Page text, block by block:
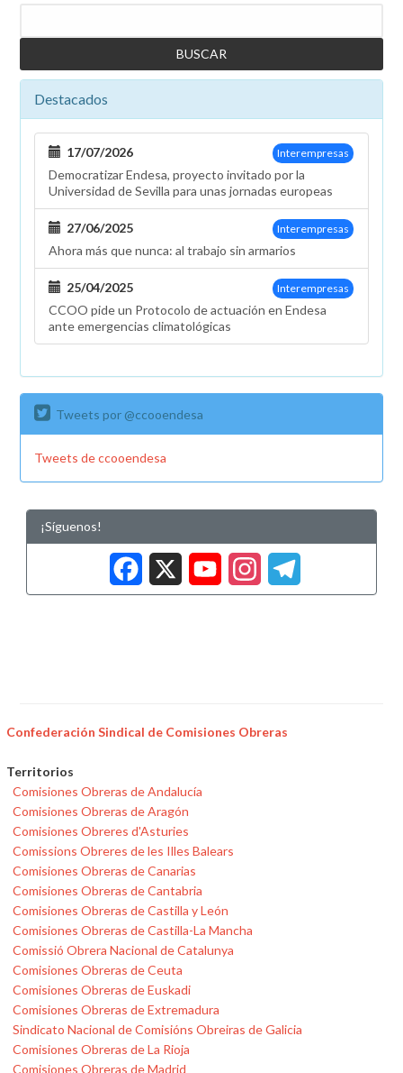
Destacados
Interempresas
17/07/2026
Democratizar Endesa, proyecto invitado por la
Universidad de Sevilla para unas jornadas europeas
Interempresas
27/06/2025
Ahora más que nunca: al trabajo sin armarios
Interempresas
25/04/2025
CCOO pide un Protocolo de actuación en Endesa
ante emergencias climatológicas
Tweets por @ccooendesa
Tweets de ccooendesa
¡Síguenos!
Facebook
X
Confederación Sindical de Comisiones Obreras
Territorios
Comisiones Obreras de Andalucía
Comisiones Obreras de Aragón
Comisiones Obreres d'Asturies
Comissions Obreres de les Illes Balears
Comisiones Obreras de Canarias
Comisiones Obreras de Cantabria
Comisiones Obreras de Castilla y León
Comisiones Obreras de Castilla-La Mancha
Comissió Obrera Nacional de Catalunya
Comisiones Obreras de Ceuta
Comisiones Obreras de Euskadi
Comisiones Obreras de Extremadura
Sindicato Nacional de Comisións Obreiras de Galicia
Comisiones Obreras de La Rioja
Comisiones Obreras de Madrid